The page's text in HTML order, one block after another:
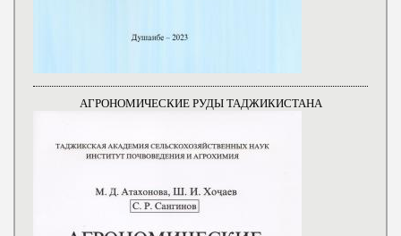
АГРОНОМИЧЕСКИЕ РУДЫ ТАДЖИКИСТАНА